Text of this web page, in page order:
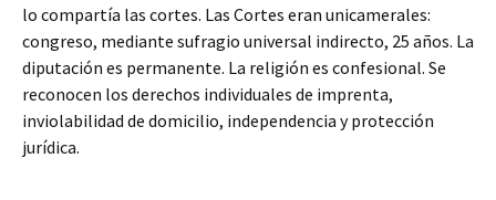
lo compartía las cortes. Las Cortes eran unicamerales:
congreso, mediante sufragio universal indirecto, 25 años. La
diputación es permanente. La religión es confesional. Se
reconocen los derechos individuales de imprenta,
inviolabilidad de domicilio, independencia y protección
jurídica.